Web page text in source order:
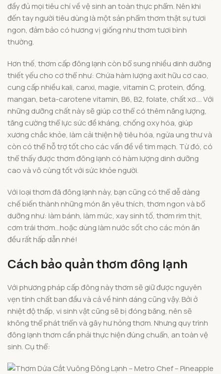
đầy đủ mọi tiêu chí về vệ sinh an toàn thực phẩm. Nên khi
đến tay người tiêu dùng là một sản phẩm thơm thật sự tươi
ngon, đảm bảo có hương vị giống như thơm tươi bình
thường.
Hơn thế, thơm cấp đông lạnh còn bổ sung nhiều dinh dưỡng
thiết yếu cho cơ thể như: Chứa hàm lượng axit hữu cơ cao,
cung cấp nhiều kali, canxi, magie, vitamin C, protein, đồng,
mangan, beta-carotene vitamin, B6, B2, folate, chất xơ…. Với
những dưỡng chất này sẽ giúp cơ thể có thêm năng lượng,
tăng cường thể lực sức đề kháng, chống oxy hóa, giúp
xương chắc khỏe, làm cải thiện hệ tiêu hóa, ngừa ung thư và
còn có thể hỗ trợ tốt cho các vấn đề về tim mạch. Từ đó, có
thể thấy được thơm đông lạnh có hàm lượng dinh dưỡng
cao và vô cùng tốt với sức khỏe người.
Với loại thơm đã đông lạnh này, bạn cũng có thể dễ dàng
chế biến thành những món ăn yêu thích, thơm ngon và bổ
dưỡng như: làm bánh, làm mức, xay sinh tố, thơm rim thịt,
cơm trái thơm…hoặc dùng làm nước sốt cho các món ăn
đều rất hấp dẫn nhé!
Cách bảo quản thơm đông lạnh
Với phương pháp cấp đông này thơm sẽ giữ được nguyên
vẹn tính chất ban đầu và cả về hình dáng cũng vậy. Bởi ở
nhiệt độ thấp, vi sinh vật cũng sẽ bị đóng băng, nên sẽ
không thể phát triển và gây hư hỏng thơm. Nhưng quy trình
đông lạnh thơm cần phải thực hiện đúng chuẩn, an toàn vệ
sinh. Cụ thể: